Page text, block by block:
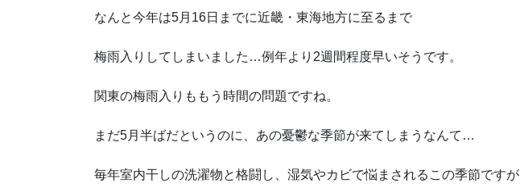
なんと今年は5月16日までに近畿・東海地方に至るまで
梅雨入りしてしまいました…例年より2週間程度早いそうです。
関東の梅雨入りももう時間の問題ですね。
まだ5月半ばだというのに、あの憂鬱な季節が来てしまうなんて…
毎年室内干しの洗濯物と格闘し、湿気やカビで悩まされるこの季節ですが